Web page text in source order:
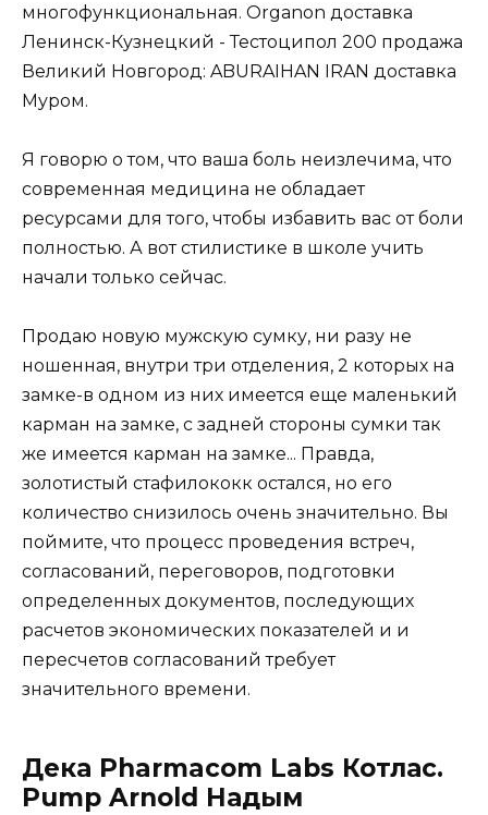
многофункциональная. Organon доставка
Ленинск-Кузнецкий - Тестоципол 200 продажа
Великий Новгород: ABURAIHAN IRAN доставка
Муром.
Я говорю о том, что ваша боль неизлечима, что
современная медицина не обладает
ресурсами для того, чтобы избавить вас от боли
полностью. А вот стилистике в школе учить
начали только сейчас.
Продаю новую мужскую сумку, ни разу не
ношенная, внутри три отделения, 2 которых на
замке-в одном из них имеется еще маленький
карман на замке, с задней стороны сумки так
же имеется карман на замке... Правда,
золотистый стафилококк остался, но его
количество снизилось очень значительно. Вы
поймите, что процесс проведения встреч,
согласований, переговоров, подготовки
определенных документов, последующих
расчетов экономических показателей и и
пересчетов согласований требует
значительного времени.
Дека Pharmacom Labs Котлас.
Pump Arnold Надым